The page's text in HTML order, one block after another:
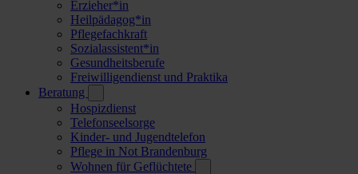
Erzieher*in
Heilpädagog*in
Pflegefachkraft
Sozialassistent*in
Gesundheitsberufe
Freiwilligendienst und Praktika
Beratung
Hospizdienst
Telefonseelsorge
Kinder- und Jugendtelefon
Pflege in Not Brandenburg
Wohnen für Geflüchtete